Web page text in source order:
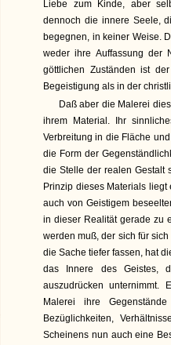
Liebe zum Kinde, aber
dennoch die innere Seele,
begegnen, in keiner Weise.
weder ihre Auffassung der
göttlichen Zuständen ist
Begeistigung als in der
Daß aber die Malerei
ihrem Material. Ihr
Verbreitung in die Fläche
die Form der
die Stelle der realen Gestalt
Prinzip dieses Materials
auch von Geistigem
in dieser Realität gerade zu
werden muß, der sich für
die Sache tiefer fassen, hat
das Innere des Geistes,
auszudrücken
Malerei ihre
Bezüglichkeiten,
Scheinens nun auch eine